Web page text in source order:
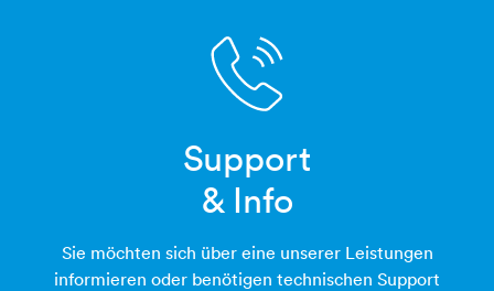
telefonhoerer
Support­
& Info
Sie möchten sich über eine unserer Leistungen
informieren oder benötigen technischen Support